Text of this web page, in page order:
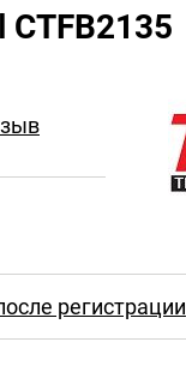
регистрации